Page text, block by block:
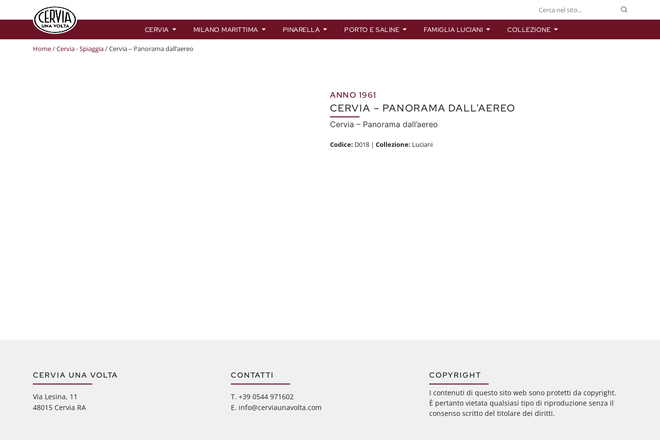
CERVIA MILANO MARITTIMA PINARELLA PORTO E SALINE FAMIGLIA LUCIANI COLLEZIONE
Home/Cervia - Spiaggia/ Cervia – Panorama dall’aereo
ANNO 1961
CERVIA – PANORAMA DALL’AEREO
Cervia – Panorama dall’aereo
Codice: D018 | Collezione: Luciani
CERVIA UNA VOLTA
Via Lesina, 11
48015 Cervia RA
CONTATTI
‭T. +39 0544 971602
E. info@cerviaunavolta.com
COPYRIGHT
I contenuti di questo sito web sono protetti da copyright.
È pertanto vietata qualsiasi tipo di riproduzione senza il
consenso scritto del titolare dei diritti.